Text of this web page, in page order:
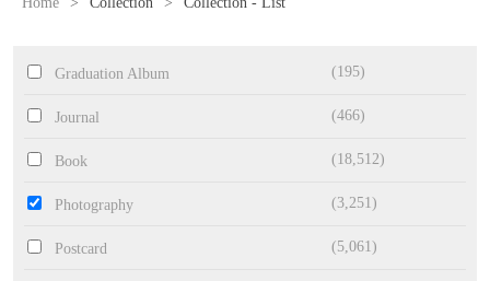
Graduation Album (195)
Journal (466)
Book (18,512)
Photography (3,251)
Postcard (5,061)